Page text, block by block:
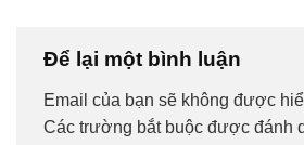
Để lại một bình luận
Email của bạn sẽ không được
Các trường bắt buộc được đánh